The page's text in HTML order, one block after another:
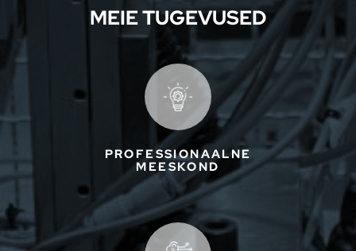
MEIE TUGEVUSED
PROFESSIONAALNE
MEESKOND